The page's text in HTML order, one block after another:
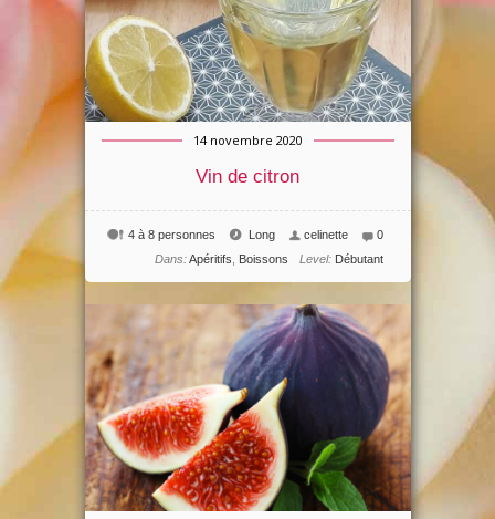
14 novembre 2020
Vin de citron
0
celinette
Long
4 à 8 personnes
Level: Débutant
Dans: Apéritifs Boissons